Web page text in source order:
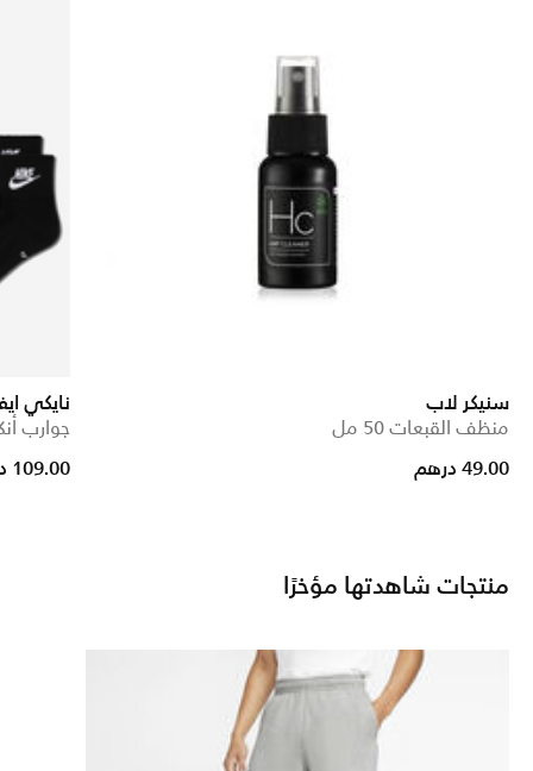
سنيكر لاب
منظف القبعات 50 مل
49.00 درهم
نايكي
جوارب أنكل (3
109.00 درهم
منتجات شاهدتها مؤخرًا